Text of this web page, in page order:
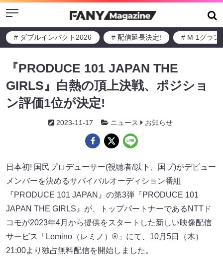
Menu
# ダブルインパクト2026 # 配信延長決定! # M-1グラン
『PRODUCE 101 JAPAN THE
GIRLS』白熱の頂上決戦、ポジショ
ン評価1位が決定!
2023-11-17 ニュース お知らせ
日本初! 国民プロデューサー(視聴者/以下、国プ)がデビュー
メンバーを決めるサバイバルオーディション番組
『PRODUCE 101 JAPAN』の第3弾『PRODUCE 101
JAPAN THE GIRLS』が、トップパートナーであるNTTド
コモが2023年4月から提供をスタートした新しい映像配信
サービス「Lemino（レミノ）®」にて、10月5日（木）
21:00より独占無料配信を開始しました。